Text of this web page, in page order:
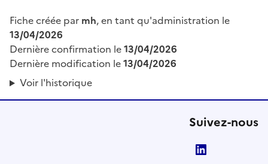
Fiche créée par mh, en tant qu'administration le
13/04/2026
Dernière confirmation le13/04/2026
Dernière modification le13/04/2026
Voir l'historique
Suivez-nous